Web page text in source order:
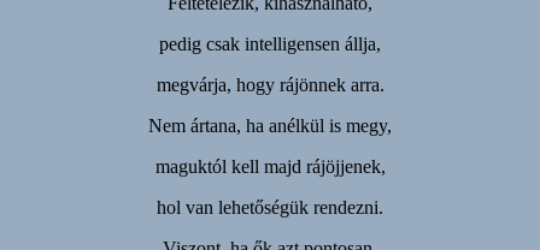
pedig csak intelligensen állja,
megvárja, hogy rájönnek arra.
Nem ártana, ha anélkül is megy,
maguktól kell majd rájöjjenek,
hol van lehetőségük rendezni.